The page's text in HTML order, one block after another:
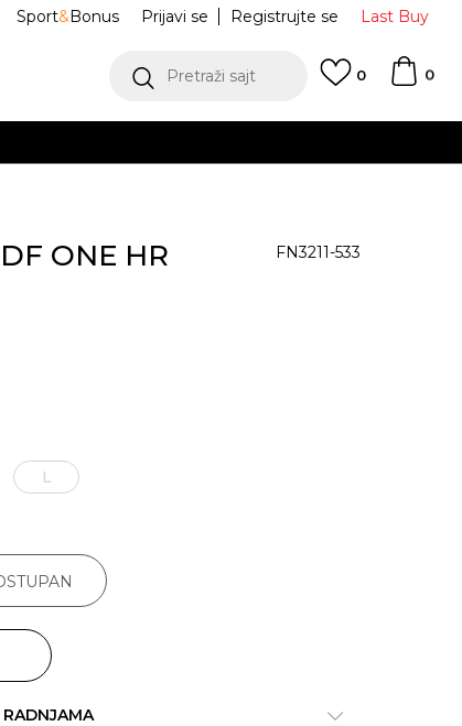
Last Buy
Prijavi se Registrujte se
Sport&Bonus
Pretraži sajt 0
0
ONE HR
FN3211-533
L